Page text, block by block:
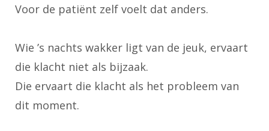
Voor de patiënt zelf voelt dat anders.
Wie ’s nachts wakker ligt van de jeuk, ervaart
die klacht niet als bijzaak.
Die ervaart die klacht als het probleem van
dit moment.